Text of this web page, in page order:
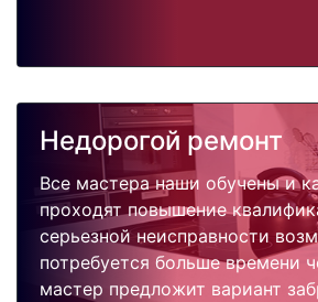
Недорогой ремонт
Все мастера наши обучены и
проходят повышение
серьезной неисправности
потребуется больше времени
мастер предложит вариант